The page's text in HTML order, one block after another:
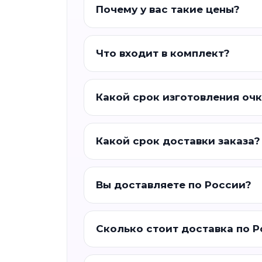
Почему у вас такие цены?
Что входит в комплект?
Какой срок изготовления
Какой срок доставки заказа?
Вы доставляете по России?
Сколько стоит доставка по